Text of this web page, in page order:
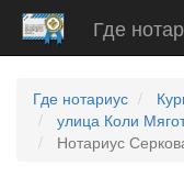
Где
Где нотариус
улица Коли
Нотариус